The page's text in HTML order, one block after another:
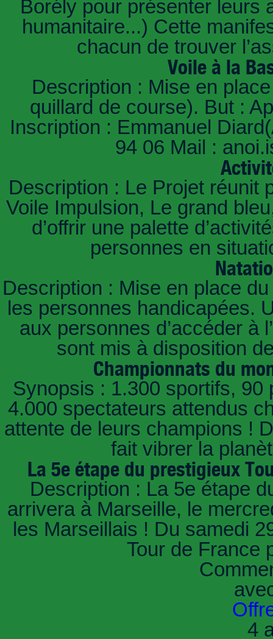
Borély pour présenter leurs
humanitaire...) Cette
chacun de trouver
Voile à la
Description : Mise en
quillard de course). But :
Inscription : Emmanuel
94 06 Mail :
Description : Le Projet réunit
Voile Impulsion, Le grand
d’offrir une palette
personnes en
Description : Mise en place
les personnes handicapées.
aux personnes d’accéder à
sont mis à disposition
Championnats du
Synopsis : 1.300 sportifs,
4.000 spectateurs attendus
attente de leurs champions !
fait vibrer la
La 5e étape du prestigieux
Description : La 5e étape
arrivera à Marseille, le
les Marseillais ! Du samedi
Tour de France
4